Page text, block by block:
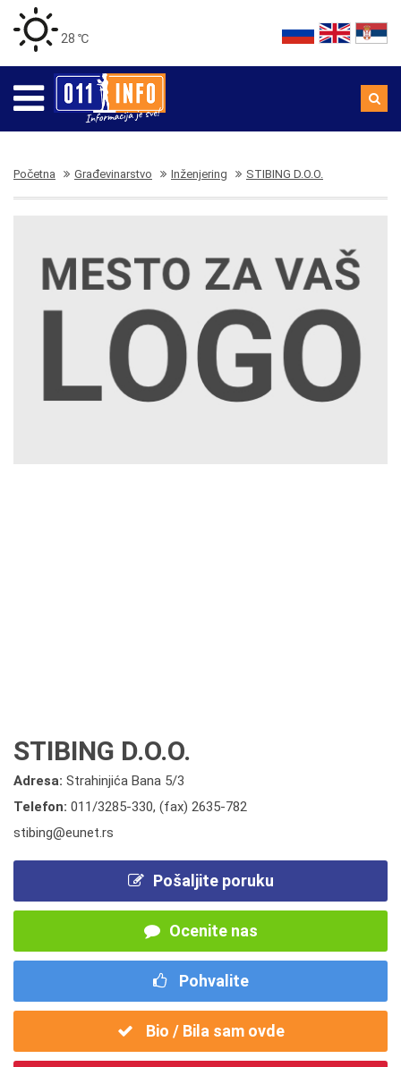
28 ℃
Početna Građevinarstvo Inženjering STIBING D.O.O.
STIBING D.O.O.
Adresa: Strahinjića Bana 5/3
Telefon: 011/3285-330, (fax) 2635-782
stibing@eunet.rs
Pošaljite poruku
Ocenite nas
Pohvalite
Bio / Bila sam ovde